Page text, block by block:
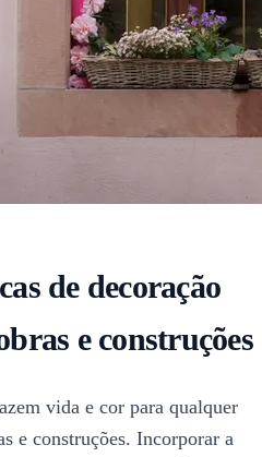
de decoração
e construções
vida e cor para qualquer
e construções. Incorporar a